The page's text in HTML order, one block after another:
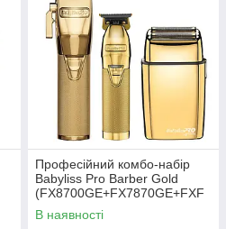
Професійний комбо-набір
Babyliss Pro Barber Gold
(FX8700GE+FX7870GE+FXF
S2GE)
В наявності